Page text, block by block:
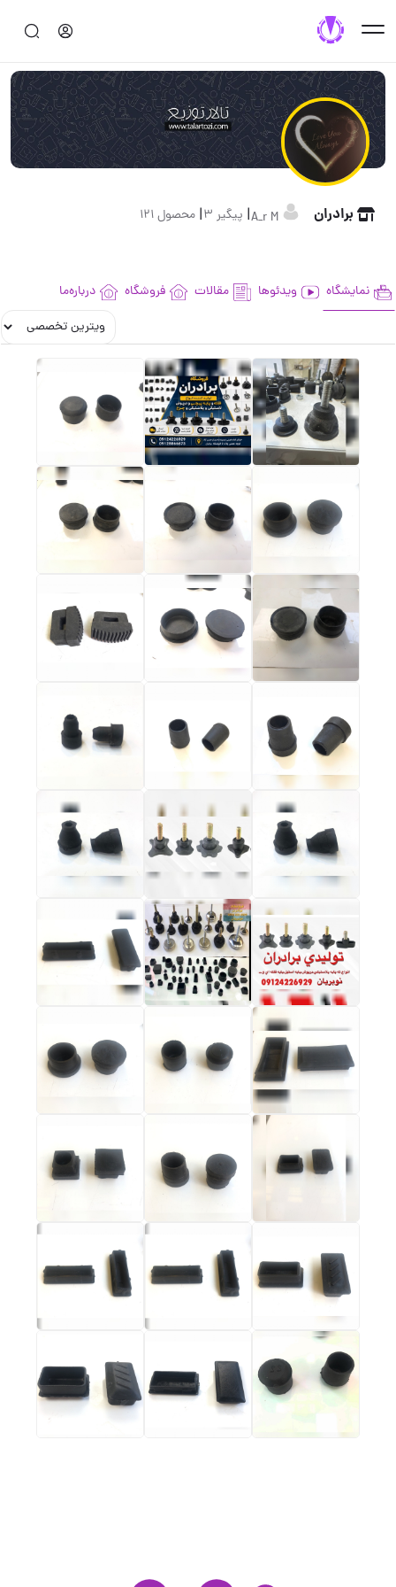
برادران | پیگیر 3 | محصول 121
نمایشگاه ویدئوها مقالات فروشگاه درباره‌ما